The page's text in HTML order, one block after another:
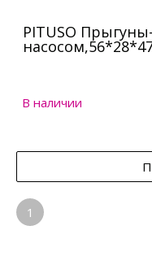
PITUSO
В наличии
1